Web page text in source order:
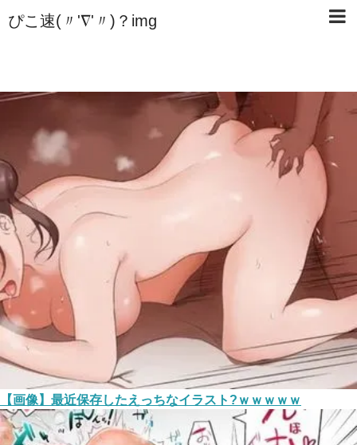
ぴこ速(〃'∇'〃)？img
【画像】最近保存したえっちなイラスト?ｗｗｗｗｗ